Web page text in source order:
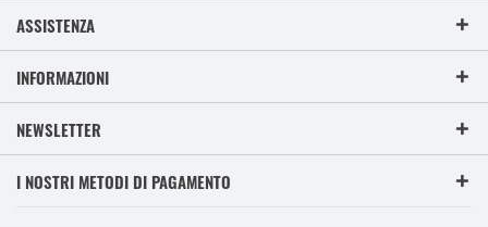
ASSISTENZA
INFORMAZIONI
NEWSLETTER
I NOSTRI METODI DI PAGAMENTO